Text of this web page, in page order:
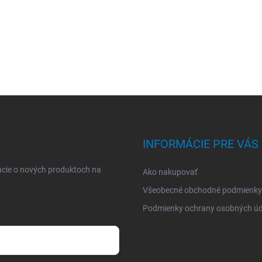
o nových produktoch na
INFORMÁCIE PRE VÁS
Ako nakupovať
Všeobecné obchodné podmienky
Podmienky ochrany osobných